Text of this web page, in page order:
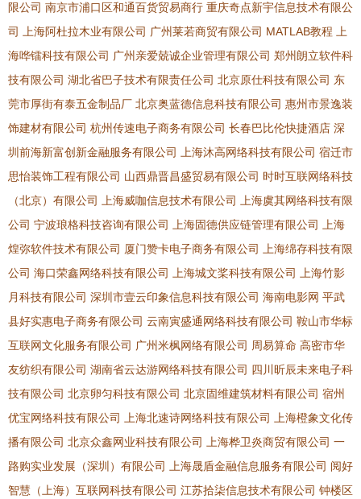
限公司 南京市浦口区和通百货贸易商行 重庆奇点新宇信息技术有限公
司
上海阿杜拉木业有限公司 广州莱若商贸有限公司 MATLAB教程
上
海哗镭科技有限公司 广州亲爱兢诚企业管理有限公司 郑州朗立软件科
技有限公司 湖北省巴子技术有限责任公司 北京原仕科技有限公司 东
莞市厚街有泰五金制品厂 北京奥蓝德信息科技有限公司 惠州市景逸装
饰建材有限公司 杭州传速电子商务有限公司 长春巴比伦快捷酒店 深
圳前海新富创新金融服务有限公司
上海沐高网络科技有限公司 宿迁市
思怡装饰工程有限公司 山西鼎晋昌盛贸易有限公司 时时互联网络科技
（北京）有限公司
上海威咖信息技术有限公司
上海虞其网络科技有限
公司 宁波琅格科技咨询有限公司 上海固德供应链管理有限公司
上海
煌弥软件技术有限公司 厦门赞卡电子商务有限公司
上海绵存科技有限
公司 海口荣鑫网络科技有限公司 上海城文桨科技有限公司
上海竹影
月科技有限公司 深圳市壹云印象信息科技有限公司 海南电影网 平武
县好实惠电子商务有限公司 云南寅盛通网络科技有限公司 鞍山市华标
互联网文化服务有限公司 广州米枫网络有限公司 周易算命 高密市华
友纺织有限公司 湖南省云达游网络科技有限公司 四川昕辰未来电子科
技有限公司 北京卵匀科技有限公司 北京固维建筑材料有限公司 宿州
优宝网络科技有限公司
上海北速诗网络科技有限公司
上海橙象文化传
播有限公司 北京众鑫网业科技有限公司 上海桦卫炎商贸有限公司 一
路购实业发展（深圳）有限公司
上海晟盾金融信息服务有限公司 阅好
智慧（上海）互联网科技有限公司 江苏拾柒信息技术有限公司 钟楼区